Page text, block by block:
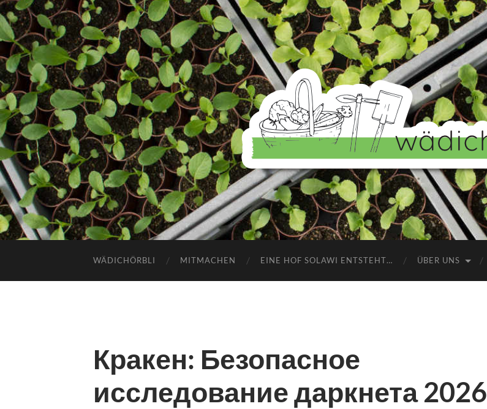
Wädichörbli
WÄDICHÖRBLI MITMACHEN EINE HOF SOLAWI ENTSTEHT… ÜBER UNS
Кракен: Безопасное
исследование даркнета 2026